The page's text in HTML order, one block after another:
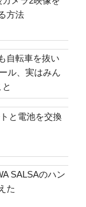
方法
自転車を抜い
ル、実はみん
と電池を交換
SALSAのハン
た